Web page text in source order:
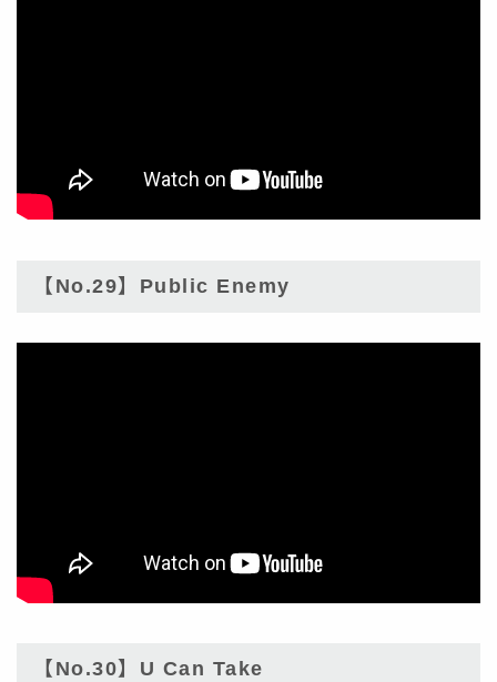
【No.29】Public Enemy
【No.30】U Can Take